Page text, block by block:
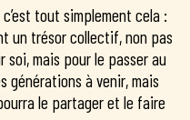
tout simplement cela :
un trésor collectif, non pas
mais pour le passer au
générations à venir, mais
le partager et le faire